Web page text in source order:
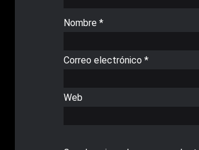
Nombre *
Correo electrónico *
Web